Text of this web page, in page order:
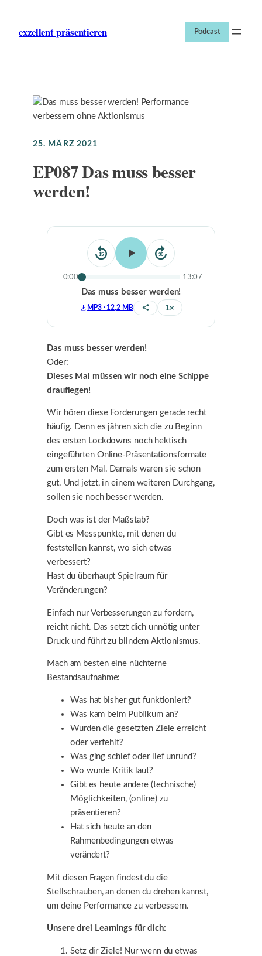
springen
exzellent präsentieren Podcast
25. MÄRZ 2021
EP087 Das muss besser
werden!
15 30
0:00 13:07
Das muss besser werden!
MP3 · 12,2 MB Teilen 1×
Das muss besser werden!
Oder:
Dieses Mal müssen wir noch eine Schippe
drauflegen!
Wir hören diese Forderungen gerade recht
häufig. Denn es jähren sich die zu Beginn
des ersten Lockdowns noch hektisch
eingeführten Online-Präsentationsformate
zum ersten Mal. Damals waren sie schon
gut. Und jetzt, in einem weiteren Durchgang,
sollen sie noch besser werden.
Doch was ist der Maßstab?
Gibt es Messpunkte, mit denen du
feststellen kannst, wo sich etwas
verbessert?
Hast du überhaupt Spielraum für
Veränderungen?
Einfach nur Verbesserungen zu fordern,
reicht nicht. Das setzt dich unnötig unter
Druck und führt zu blindem Aktionismus.
Mach am besten eine nüchterne
Bestandsaufnahme:
Was hat bisher gut funktioniert?
Was kam beim Publikum an?
Wurden die gesetzten Ziele erreicht
oder verfehlt?
Was ging schief oder lief unrund?
Wo wurde Kritik laut?
Gibt es heute andere (technische)
Möglichkeiten, (online) zu
präsentieren?
Hat sich heute an den
Rahmenbedingungen etwas
verändert?
Mit diesen Fragen findest du die
Stellschrauben, an denen du drehen kannst,
um deine Performance zu verbessern.
Unsere drei Learnings für dich:
Setz dir Ziele! Nur wenn du etwas